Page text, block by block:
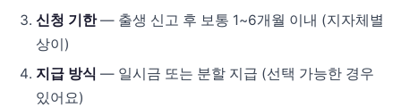
신청 기한— 출생 신고 후 보통 1~6개월 이내 (지자체별
상이)
지급 방식 — 일시금 또는 분할 지급 (선택 가능한 경우
있어요)